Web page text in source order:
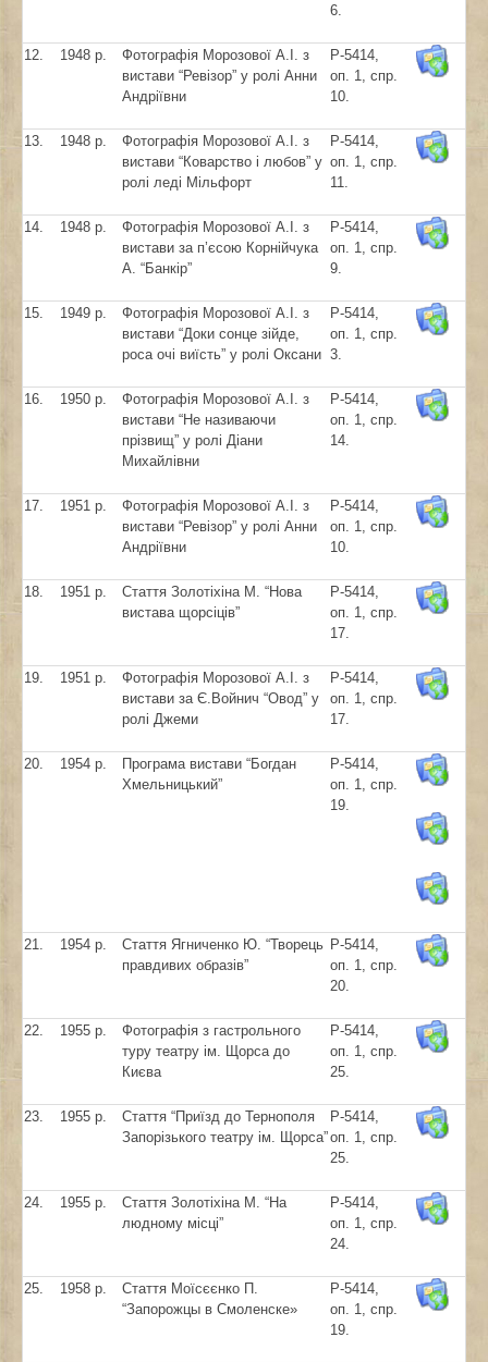
6.
12. 1948 р.
Фотографія Морозової А.І. з
вистави “Ревізор” у ролі Анни
Андріївни
Р-5414,
оп. 1, спр.
10.
13. 1948 р.
Фотографія Морозової А.І. з
вистави “Коварство і любов” у
ролі леді Мільфорт
Р-5414,
оп. 1, спр.
11.
14. 1948 р.
Фотографія Морозової А.І. з
вистави за п’єсою Корнійчука
А. “Банкір”
Р-5414,
оп. 1, спр.
9.
15. 1949 р.
Фотографія Морозової А.І. з
вистави “Доки сонце зійде,
роса очі виїсть” у ролі Оксани
Р-5414,
оп. 1, спр.
3.
16. 1950 р.
Фотографія Морозової А.І. з
вистави “Не називаючи
прізвищ” у ролі Діани
Михайлівни
Р-5414,
оп. 1, спр.
14.
17. 1951 р.
Фотографія Морозової А.І. з
вистави “Ревізор” у ролі Анни
Андріївни
Р-5414,
оп. 1, спр.
10.
18. 1951 р.
Стаття Золотіхіна М. “Нова
вистава щорсіців”
Р-5414,
оп. 1, спр.
17.
19. 1951 р.
Фотографія Морозової А.І. з
вистави за Є.Войнич “Овод” у
ролі Джеми
Р-5414,
оп. 1, спр.
17.
20. 1954 р.
Програма вистави “Богдан
Хмельницький”
Р-5414,
оп. 1, спр.
19.
21. 1954 р.
Стаття Ягниченко Ю. “Творець
правдивих образів”
Р-5414,
оп. 1, спр.
20.
22. 1955 р.
Фотографія з гастрольного
туру театру ім. Щорса до
Києва
Р-5414,
оп. 1, спр.
25.
23. 1955 р.
Стаття “Приїзд до Тернополя
Запорізького театру ім. Щорса”
Р-5414,
оп. 1, спр.
25.
24. 1955 р.
Стаття Золотіхіна М. “На
людному місці”
Р-5414,
оп. 1, спр.
24.
25. 1958 р.
Стаття Моїсєєнко П.
“Запорожцы в Смоленске»
Р-5414,
оп. 1, спр.
19.